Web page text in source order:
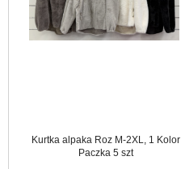
Kurtka alpaka Roz M-2XL, 1 Kolor
Paczka 5 szt